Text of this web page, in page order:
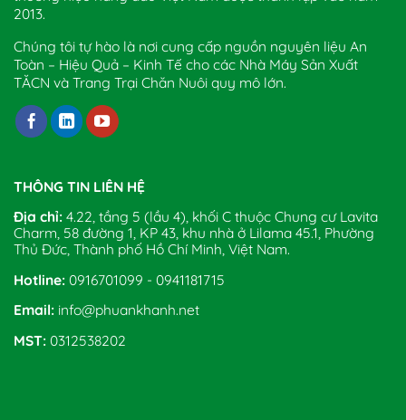
2013.
Chúng tôi tự hào là nơi cung cấp nguồn nguyên liệu An
Toàn – Hiệu Quả – Kinh Tế cho các Nhà Máy Sản Xuất
TĂCN và Trang Trại Chăn Nuôi quy mô lớn.
THÔNG TIN LIÊN HỆ
Địa chỉ: 4.22, tầng 5 (lầu 4), khối C thuộc Chung cư Lavita
Charm, 58 đường 1, KP 43, khu nhà ở Lilama 45.1, Phường
Thủ Đức, Thành phố Hồ Chí Minh, Việt Nam.
Hotline: 0916701099 - 0941181715
Email: info@phuankhanh.net
MST: 0312538202